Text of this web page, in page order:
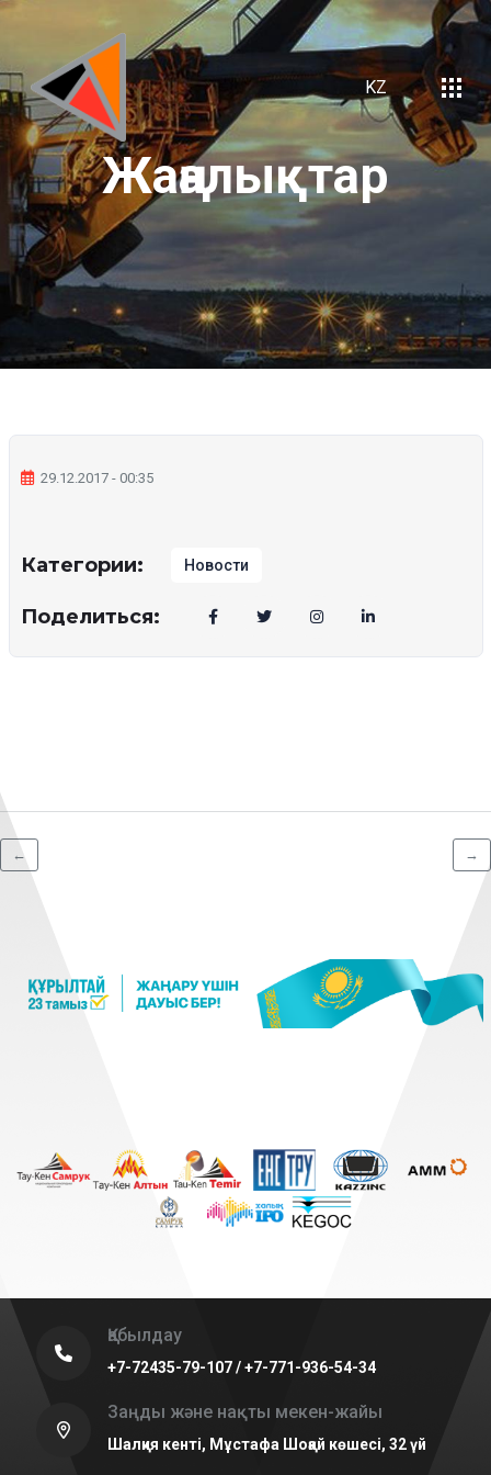
KZ
Жаңалықтар
29.12.2017 - 00:35
Категории: Новости
Поделиться:
← →
Қабылдау
+7-72435-79-107 / +7-771-936-54-34
Заңды және нақты мекен-жайы
Шалқия кенті, Мұстафа Шоқай көшесі, 32 үй